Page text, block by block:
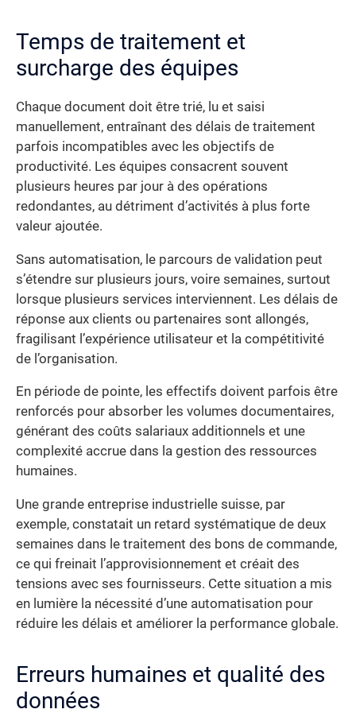
Temps de traitement et
surcharge des équipes
Chaque document doit être trié, lu et saisi
manuellement, entraînant des délais de traitement
parfois incompatibles avec les objectifs de
productivité. Les équipes consacrent souvent
plusieurs heures par jour à des opérations
redondantes, au détriment d’activités à plus forte
valeur ajoutée.
Sans automatisation, le parcours de validation peut
s’étendre sur plusieurs jours, voire semaines, surtout
lorsque plusieurs services interviennent. Les délais de
réponse aux clients ou partenaires sont allongés,
fragilisant l’expérience utilisateur et la compétitivité
de l’organisation.
En période de pointe, les effectifs doivent parfois être
renforcés pour absorber les volumes documentaires,
générant des coûts salariaux additionnels et une
complexité accrue dans la gestion des ressources
humaines.
Une grande entreprise industrielle suisse, par
exemple, constatait un retard systématique de deux
semaines dans le traitement des bons de commande,
ce qui freinait l’approvisionnement et créait des
tensions avec ses fournisseurs. Cette situation a mis
en lumière la nécessité d’une automatisation pour
réduire les délais et améliorer la performance globale.
Erreurs humaines et qualité des
données